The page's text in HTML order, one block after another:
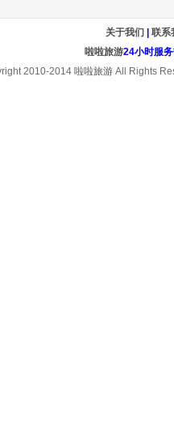
关于我们
联系
啦啦旅游24小时服
2010-2014 啦啦旅游All Rights